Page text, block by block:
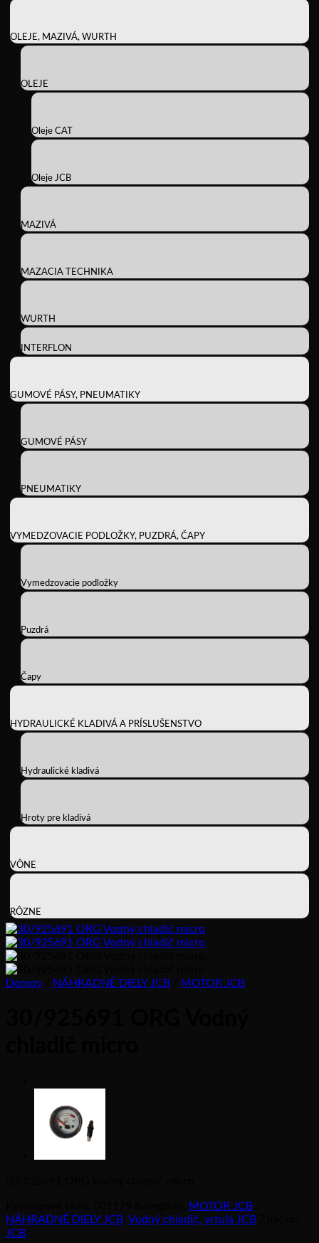
OLEJE, MAZIVÁ, WURTH
OLEJE
Oleje CAT
Oleje JCB
MAZIVÁ
MAZACIA TECHNIKA
WURTH
INTERFLON
GUMOVÉ PÁSY, PNEUMATIKY
GUMOVÉ PÁSY
PNEUMATIKY
VYMEDZOVACIE PODLOŽKY, PUZDRÁ, ČAPY
Vymedzovacie podložky
Puzdrá
Čapy
HYDRAULICKÉ KLADIVÁ A PRÍSLUŠENSTVO
Hydraulické kladivá
Hroty pre kladivá
VÔNE
RÔZNE
Domov NÁHRADNÉ DIELY JCB MOTOR JCB
MOTOR JCB
NÁHRADNÉ DIELY JCB Vodný chladič, vrtuľa JCB
JCB